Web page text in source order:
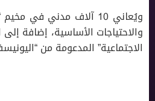
ويُعاني 10 آلاف مدني
والاحتياجات الأساسية، إضافة
الاجتماعية” المدعومة من